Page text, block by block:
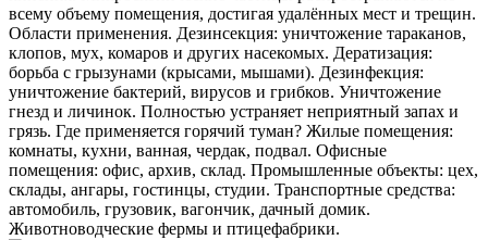
всему объему помещения, достигая удалённых мест и трещин.
Области применения. Дезинсекция: уничтожение тараканов,
клопов, мух, комаров и других насекомых. Дератизация:
борьба с грызунами (крысами, мышами). Дезинфекция:
уничтожение бактерий, вирусов и грибков. Уничтожение
гнезд и личинок. Полностью устраняет неприятный запах и
грязь. Где применяется горячий туман? Жилые помещения:
комнаты, кухни, ванная, чердак, подвал. Офисные
помещения: офис, архив, склад. Промышленные объекты: цех,
склады, ангары, гостинцы, студии. Транспортные средства:
автомобиль, грузовик, вагончик, дачный домик.
Животноводческие фермы и птицефабрики.